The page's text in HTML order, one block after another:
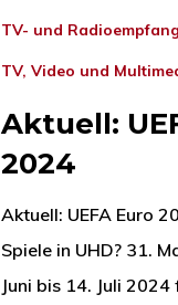
TV- und Radioempfang
TV, Video und
Aktuell:
2024
Aktuell: UEFA Euro
Spiele in UHD? 31.
Juni bis 14. Juli